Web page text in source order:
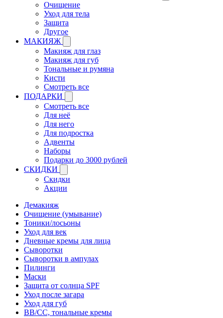
Очищение
Уход для тела
Защита
Другое
МАКИЯЖ
Макияж для глаз
Макияж для губ
Тональные и румяна
Кисти
Смотреть все
ПОДАРКИ
Смотреть все
Для неё
Для него
Для подростка
Адвенты
Наборы
Подарки до 3000 рублей
СКИДКИ
Скидки
Акции
Демакияж
Очищение (умывание)
Тоники/лосьоны
Уход для век
Дневные кремы для лица
Сыворотки
Сыворотки в ампулах
Пилинги
Маски
Защита от солнца SPF
Уход после загара
Уход для губ
BB/CC, тональные кремы